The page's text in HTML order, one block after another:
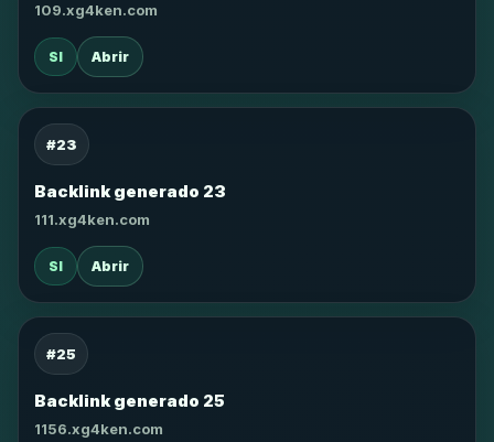
109.xg4ken.com
SI Abrir
#23
Backlink generado 23
111.xg4ken.com
SI Abrir
#25
Backlink generado 25
1156.xg4ken.com